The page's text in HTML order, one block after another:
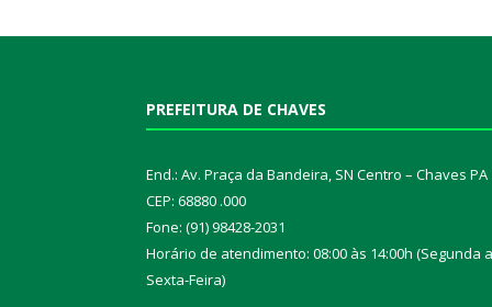
PREFEITURA DE CHAVES
End.: Av. Praça da Bandeira, SN Centro – Chaves PA
CEP: 68880 .000
Fone: (91) 98428-2031
Horário de atendimento: 08:00 às 14:00h (Segunda a
Sexta-Feira)